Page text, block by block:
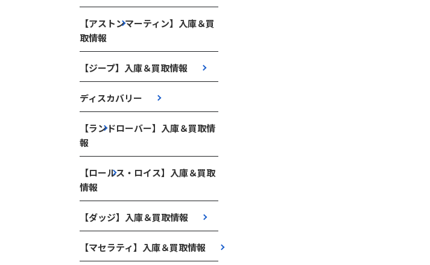
【アストンマーティン】入庫＆買
取情報
【ジープ】入庫＆買取情報
ディスカバリー
【ランドローバー】入庫＆買取情
報
【ロールス・ロイス】入庫＆買取
情報
【ダッジ】入庫＆買取情報
【マセラティ】入庫＆買取情報